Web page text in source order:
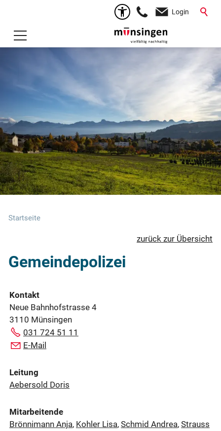
Login
Startseite
zurück zur Übersicht
Gemeindepolizei
Kontakt
Neue Bahnhofstrasse 4
3110 Münsingen
031 724 51 11
E-Mail
Leitung
Aebersold Doris
Mitarbeitende
Brönnimann Anja, Kohler Lisa, Schmid Andrea, Strauss